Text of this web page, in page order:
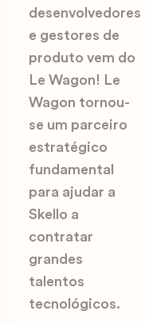
desenvolvedores
e gestores de
produto vem do
Le Wagon! Le
Wagon tornou-
se um parceiro
estratégico
fundamental
para ajudar a
Skello a
contratar
grandes
talentos
tecnológicos.